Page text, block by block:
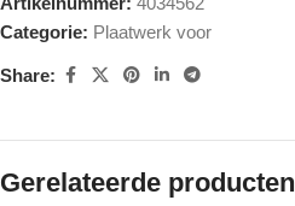
Categorie: Plaatwerk voor
Share:
Gerelateerde producten